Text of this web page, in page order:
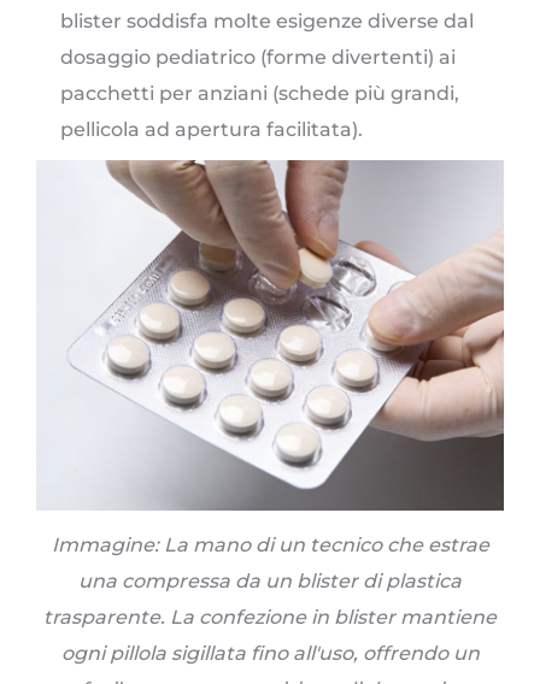
blister soddisfa molte esigenze diverse dal
dosaggio pediatrico (forme divertenti) ai
pacchetti per anziani (schede più grandi,
pellicola ad apertura facilitata).
Immagine: La mano di un tecnico che estrae
una compressa da un blister di plastica
trasparente. La confezione in blister mantiene
ogni pillola sigillata fino all'uso, offrendo un